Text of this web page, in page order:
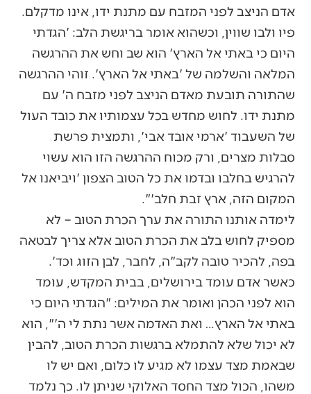
אדם הניצב לפני המזבח עם מתנת ידו, אינו מדקלם.
פיו ולבו שווין, וכשהוא אומר בריגשת הלב: 'הגדתי
היום כי באתי אל הארץ' הוא שב וחש את ההרגשה
המלאה והשלמה של 'באתי אל הארץ'. זוהי ההרגשה
שהתורה תובעת מאדם הניצב לפני מזבח ה' עם
מתנת ידו. לחוש מחדש בכל עצמותיו את כובד העול
של השעבוד 'ארמי אובד אבי', ותמצית פרשת
סבלות מצרים, ורק מכוח ההרגשה הזו הוא עשוי
להרגיש בחלבו ובדמו את כל הטוב הצפון 'ויביאנו אל
המקום הזה, ארץ זבת חלב'".
לימדה אותנו התורה את ערך הכרת הטוב – לא
מספיק לחוש בלב את הכרת הטוב אלא צריך לבטאה
בפה, להכיר טובה לקב"ה, לחבר, לבן הזוג וכד'.
כאשר אדם עומד בירושלים, בבית המקדש, עומד
הוא לפני הכהן ואומר את המילים: "הגדתי היום כי
באתי אל הארץ… ואת האדמה אשר נתת לי ה'", הוא
לא יכול שלא להתמלא ברגשות הכרת הטוב, להבין
שבאמת מצד עצמו לא מגיע לו כלום, ואם יש לו
משהו, הכול מצד החסד האלוקי שניתן לו. כך נלמד